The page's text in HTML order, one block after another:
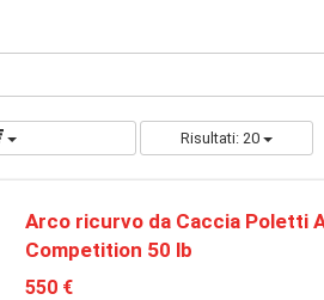
Risultati: 20
Arco ricurvo da Caccia Poletti
Competition 50 lb
550 €